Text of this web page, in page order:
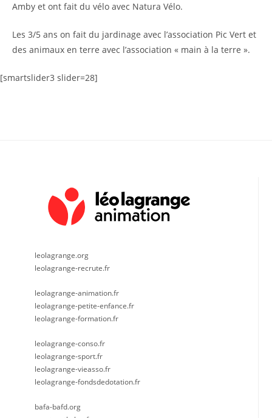
Amby et ont fait du vélo avec Natura Vélo.
Les 3/5 ans on fait du jardinage avec l’association Pic Vert et
des animaux en terre avec l’association « main à la terre ».
[smartslider3 slider=28]
leolagrange.org
leolagrange-recrute.fr
leolagrange-animation.fr
leolagrange-petite-enfance.fr
leolagrange-formation.fr
leolagrange-conso.fr
leolagrange-sport.fr
leolagrange-vieasso.fr
leolagrange-fondsdedotation.fr
bafa-bafd.org